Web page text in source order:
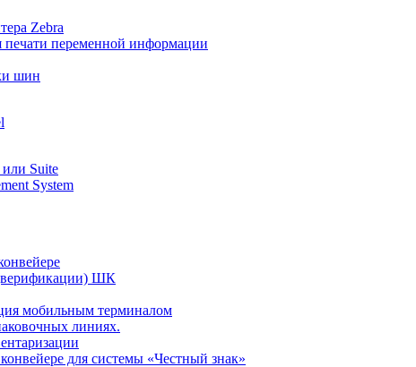
Zebra
переменной информации
шин
Suite
System
ШК
мобильным терминалом
линиях.
для системы «Честный знак»